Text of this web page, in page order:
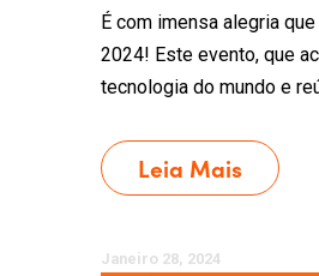
É com imensa alegria
2024! Este evento, que
tecnologia do mundo e
Leia Mais
Janeiro 28, 2024